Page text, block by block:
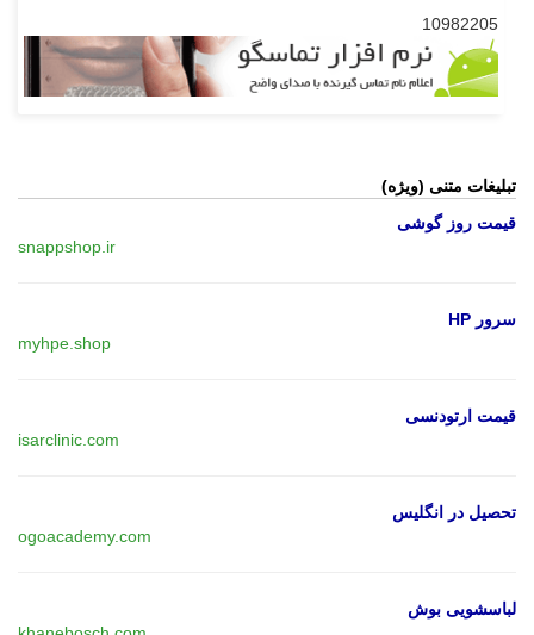
10982205
تبلیغات متنی (ویژه)
قیمت روز گوشی
snappshop.ir
سرور HP
myhpe.shop
قیمت ارتودنسی
isarclinic.com
تحصیل در انگلیس
ogoacademy.com
لباسشویی بوش